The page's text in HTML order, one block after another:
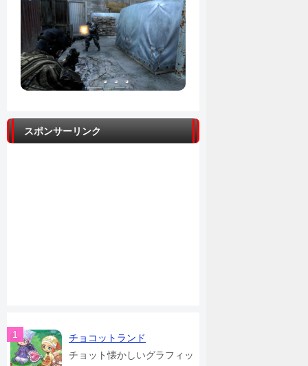
スポンサーリンク
チョコットランド
チョット懐かしいグラフィッ